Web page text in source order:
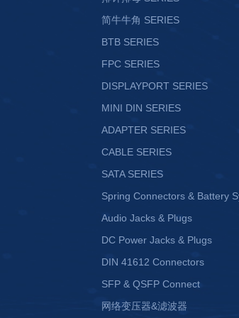
简牛牛角 SERIES
BTB SERIES
FPC SERIES
DISPLAYPORT SERIES
MINI DIN SERIES
ADAPTER SERIES
CABLE SERIES
SATA SERIES
Spring Connectors & Battery
Audio Jacks & Plugs
DC Power Jacks & Plugs
DIN 41612 Connectors
SFP & QSFP Connect
网络变压器&滤波器